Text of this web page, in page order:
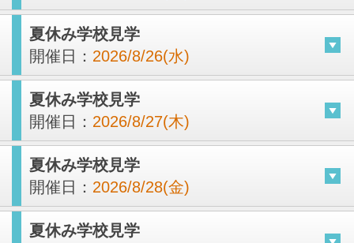
夏休み学校見学
開催日： 2026/8/26(水)
夏休み学校見学
開催日： 2026/8/27(木)
夏休み学校見学
開催日： 2026/8/28(金)
夏休み学校見学